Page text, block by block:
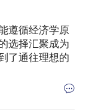
遵循经济学原
选择汇聚成为
了通往理想的